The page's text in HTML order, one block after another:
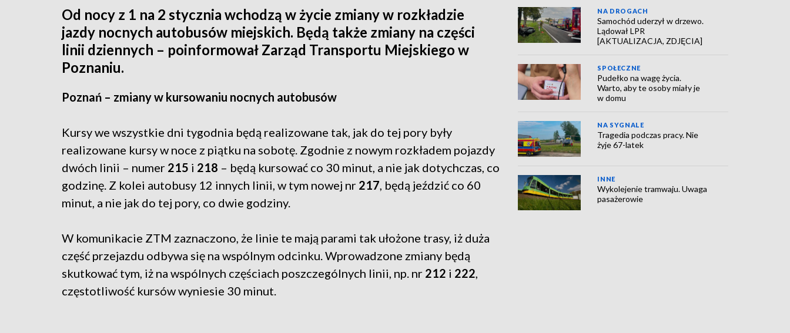
Od nocy z 1 na 2 stycznia wchodzą w życie zmiany w rozkładzie
jazdy nocnych autobusów miejskich. Będą także zmiany na części
linii dziennych – poinformował Zarząd Transportu Miejskiego w
Poznaniu.
Poznań – zmiany w kursowaniu nocnych autobusów
Kursy we wszystkie dni tygodnia będą realizowane tak, jak do tej pory były
realizowane kursy w noce z piątku na sobotę. Zgodnie z nowym rozkładem pojazdy
dwóch linii – numer 215 i 218 – będą kursować co 30 minut, a nie jak dotychczas, co
godzinę. Z kolei autobusy 12 innych linii, w tym nowej nr 217, będą jeździć co 60
minut, a nie jak do tej pory, co dwie godziny.
W komunikacie ZTM zaznaczono, że linie te mają parami tak ułożone trasy, iż duża
część przejazdu odbywa się na wspólnym odcinku. Wprowadzone zmiany będą
skutkować tym, iż na wspólnych częściach poszczególnych linii, np. nr 212 i 222,
częstotliwość kursów wyniesie 30 minut.
NA DROGACH
Samochód uderzył w drzewo.
Lądował LPR
[AKTUALIZACJA, ZDJĘCIA]
SPOŁECZNE
Pudełko na wagę życia.
Warto, aby te osoby miały je
w domu
NA SYGNALE
Tragedia podczas pracy. Nie
żyje 67-latek
INNE
Wykolejenie tramwaju. Uwaga
pasażerowie